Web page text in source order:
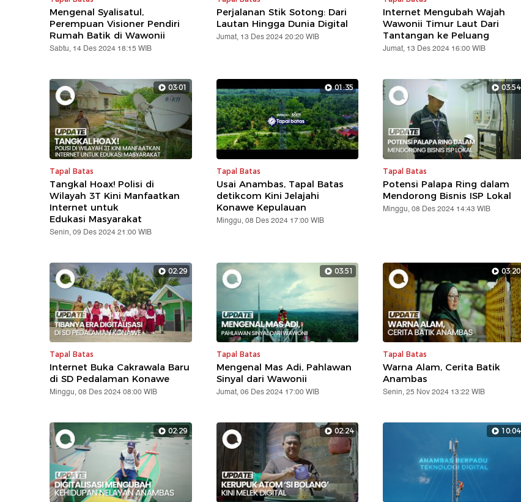
Mengenal Syalisatul,
Perempuan Visioner Pendiri
Rumah Batik di Wawonii
Sabtu, 14 Des 2024 18:15 WIB
Perjalanan Stik Sotong: Dari
Lautan Hingga Dunia Digital
Jumat, 13 Des 2024 20:20 WIB
Internet Mengubah Wajah
Wawonii Timur Laut Dari
Tantangan ke Peluang
Jumat, 13 Des 2024 16:00 WIB
03:01
Tapal Batas
Tangkal Hoax! Polisi di
Wilayah 3T Kini Manfaatkan
Internet untuk
Edukasi Masyarakat
Senin, 09 Des 2024 21:00 WIB
01:35
Tapal Batas
Usai Anambas, Tapal Batas
detikcom Kini Jelajahi
Konawe Kepulauan
Minggu, 08 Des 2024 17:00 WIB
03:54
Tapal Batas
Potensi Palapa Ring dalam
Mendorong Bisnis ISP Lokal
Minggu, 08 Des 2024 14:43 WIB
02:29
Tapal Batas
Internet Buka Cakrawala Baru
di SD Pedalaman Konawe
Minggu, 08 Des 2024 08:00 WIB
03:51
Tapal Batas
Mengenal Mas Adi, Pahlawan
Sinyal dari Wawonii
Jumat, 06 Des 2024 17:00 WIB
03:20
Tapal Batas
Warna Alam, Cerita Batik
Anambas
Senin, 25 Nov 2024 13:22 WIB
02:29 02:24 10:04